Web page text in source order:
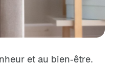
et au bien-être.